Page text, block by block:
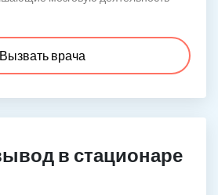
Вызвать врача
в стационаре